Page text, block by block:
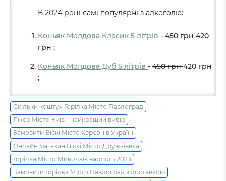
В 2024 році самі популярні з алкоголю:
Коньяк Молдова Класик 5 літрів - 450грн420
грн ;
Коньяк Молдова Дуб 5 літрів - 450грн420 грн
;
Скільки коштує Горілка Місто Павлоград
Лікер Місто Київ - найкращий вибір
Замовити Віскі Місто Херсон в Україні
Онлайн магазин Віскі Місто Дружківвка
Горілка Місто Миколаїв вартість 2023
Замовити Горілка Місто Павлоград з доставкою